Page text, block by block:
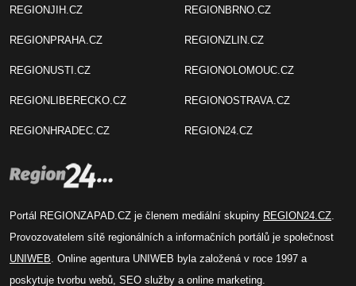
REGIONJIH.CZ
REGIONPRAHA.CZ
REGIONUSTI.CZ
REGIONLIBERECKO.CZ
REGIONHRADEC.CZ
REGIONBRNO.CZ
REGIONZLIN.CZ
REGIONOLOMOUC.CZ
REGIONOSTRAVA.CZ
REGION24.CZ
Portál REGIONZAPAD.CZ je členem mediální skupiny REGION24.CZ.
Provozovatelem sítě regionálních a informačních portálů je společnost
UNIWEB. Online agentura UNIWEB byla založená v roce 1997 a
poskytuje tvorbu webů, SEO služby a online marketing.